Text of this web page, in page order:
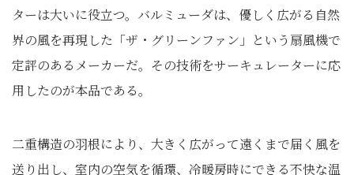
ターは大いに役立つ。バルミューダは、優しく広がる自然
界の風を再現した「ザ・グリーンファン」という扇風機で
定評のあるメーカーだ。その技術をサーキュレーターに応
用したのが本品である。
二重構造の羽根により、大きく広がって遠くまで届く風を
送り出し、室内の空気を循環、冷暖房時にできる不快な温